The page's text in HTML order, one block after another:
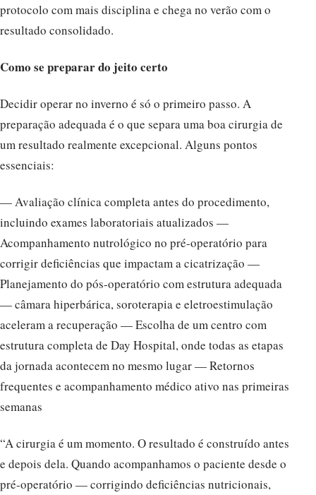
protocolo com mais disciplina e chega no verão com o
resultado consolidado.
Como se preparar do jeito certo
Decidir operar no inverno é só o primeiro passo. A
preparação adequada é o que separa uma boa cirurgia de
um resultado realmente excepcional. Alguns pontos
essenciais:
— Avaliação clínica completa antes do procedimento,
incluindo exames laboratoriais atualizados —
Acompanhamento nutrológico no pré-operatório para
corrigir deficiências que impactam a cicatrização —
Planejamento do pós-operatório com estrutura adequada
— câmara hiperbárica, soroterapia e eletroestimulação
aceleram a recuperação — Escolha de um centro com
estrutura completa de Day Hospital, onde todas as etapas
da jornada acontecem no mesmo lugar — Retornos
frequentes e acompanhamento médico ativo nas primeiras
semanas
“A cirurgia é um momento. O resultado é construído antes
e depois dela. Quando acompanhamos o paciente desde o
pré-operatório — corrigindo deficiências nutricionais,